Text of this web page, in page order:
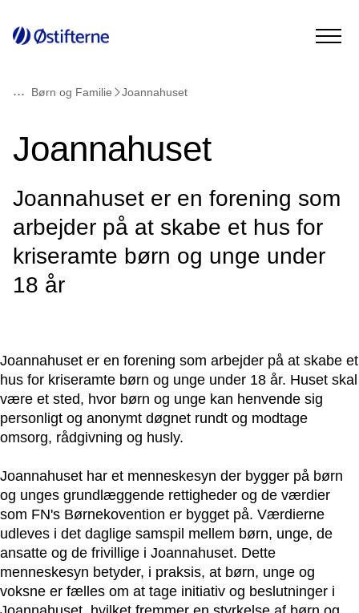
... Børn og Familie Joannahuset
Joannahuset
Joannahuset er en forening som
arbejder på at skabe et hus for
kriseramte børn og unge under
18 år
Joannahuset er en forening som arbejder på at skabe et
hus for kriseramte børn og unge under 18 år. Huset skal
være et sted, hvor børn og unge kan henvende sig
personligt og anonymt døgnet rundt og modtage
omsorg, rådgivning og husly.
Joannahuset har et menneskesyn der bygger på børn
og unges grundlæggende rettigheder og de værdier
som FN's Børnekovention er bygget på. Værdierne
udleves i det daglige samspil mellem børn, unge, de
ansatte og de frivillige i Joannahuset. Dette
menneskesyn betyder, i praksis, at børn, unge og
voksne er fælles om at tage initiativ og beslutninger i